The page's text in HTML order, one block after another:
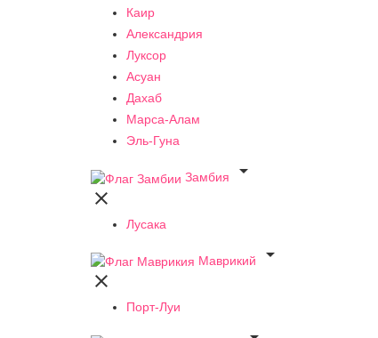
Каир
Александрия
Луксор
Асуан
Дахаб
Марса-Алам
Эль-Гуна
Замбия


Лусака
Маврикий


Порт-Луи